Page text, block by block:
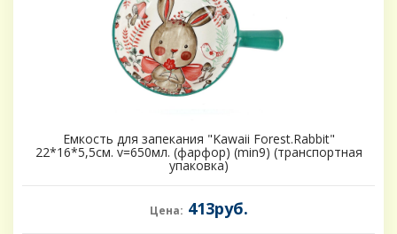
Емкость для запекания "Kawaii Forest.Rabbit"
22*16*5,5см. v=650мл. (фарфор) (min9) (транспортная
упаковка)
Цена: 413руб.